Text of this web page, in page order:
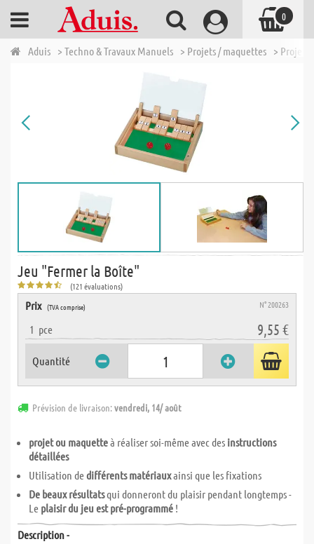
Aduis > Techno & Travaux Manuels > Projets / maquettes > Projets
Jeu "Fermer la Boîte"
(121 évaluations)
Prix (TVA comprise) N° 200263
1 pce 9,55 €
Quantité
Prévision de livraison:vendredi, 14/ août
projet ou maquetteà réaliser soi-même avec des instructions
détaillées
Utilisation dedifférents matériauxainsi que les fixations
De beaux résultatsqui donneront du plaisir pendant longtemps -
Le plaisir du jeu est pré-programmé !
Description -
0